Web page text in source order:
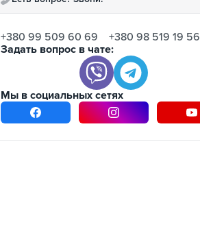
+380 99 509 60 69
+380 98 519 19 56
Задать вопрос в чате:
Мы в социальных сетях